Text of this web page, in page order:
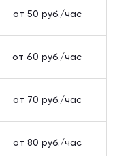
от 50 руб./час
от 60 руб./час
от 70 руб./час
от 80 руб./час